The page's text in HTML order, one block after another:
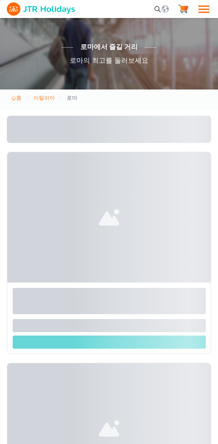
Mobile Search
로마에서 즐길 거리
로마의 최고를 둘러보세요
홈 이탈리아 로마